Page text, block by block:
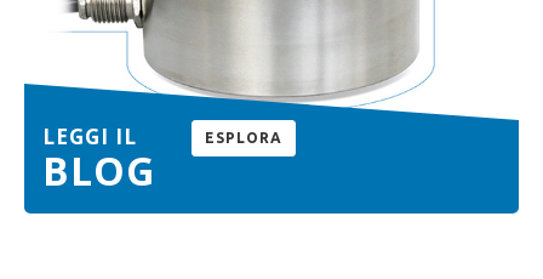
LEGGI IL
BLOG
ESPLORA